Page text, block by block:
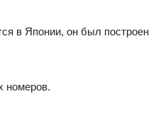
в Японии, он был построен
номеров.